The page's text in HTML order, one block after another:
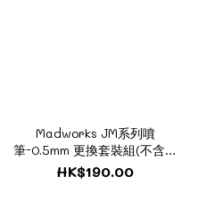
Madworks JM系列噴
筆-0.5mm 更換套裝組(不含噴
筆本體，兼用0.35槍身!!) JMC-
HK$190.00